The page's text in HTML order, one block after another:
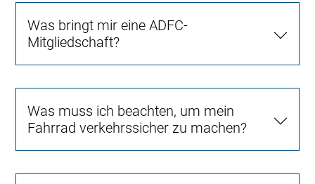
Was bringt mir eine ADFC-
Mitgliedschaft?
Was muss ich beachten, um mein
Fahrrad verkehrssicher zu machen?